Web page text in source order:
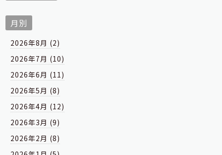
月別
2026年8月 (2)
2026年7月 (10)
2026年6月 (11)
2026年5月 (8)
2026年4月 (12)
2026年3月 (9)
2026年2月 (8)